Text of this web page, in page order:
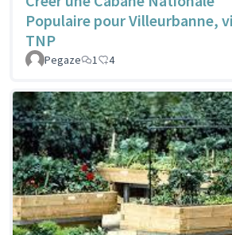
Populaire pour Villeurbanne,
TNP
Pegaze 1 4